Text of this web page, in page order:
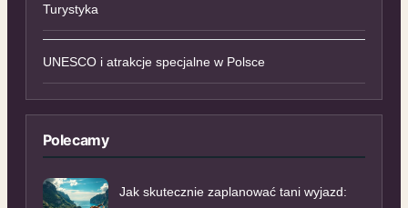
Turystyka
UNESCO i atrakcje specjalne w Polsce
Polecamy
Jak skutecznie zaplanować tani wyjazd: